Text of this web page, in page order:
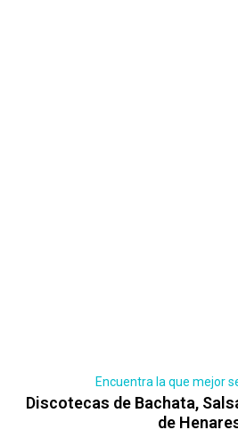
Encuentra la que mejor
Discotecas de Bachata,
de